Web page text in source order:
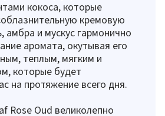
кокоса, которые
кремовую
амбра и мускус гармонично
аромата, окутывая его
теплым, мягким и
которые будет
на протяжение всего дня.
Rose Oud великолепно